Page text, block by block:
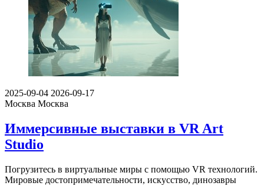
2025-09-04 2026-09-17
Москва Москва
Иммерсивные выставки в VR Art
Studio
Погрузитесь в виртуальные миры с помощью VR технологий.
Мировые достопримечательности, искусство, динозавры